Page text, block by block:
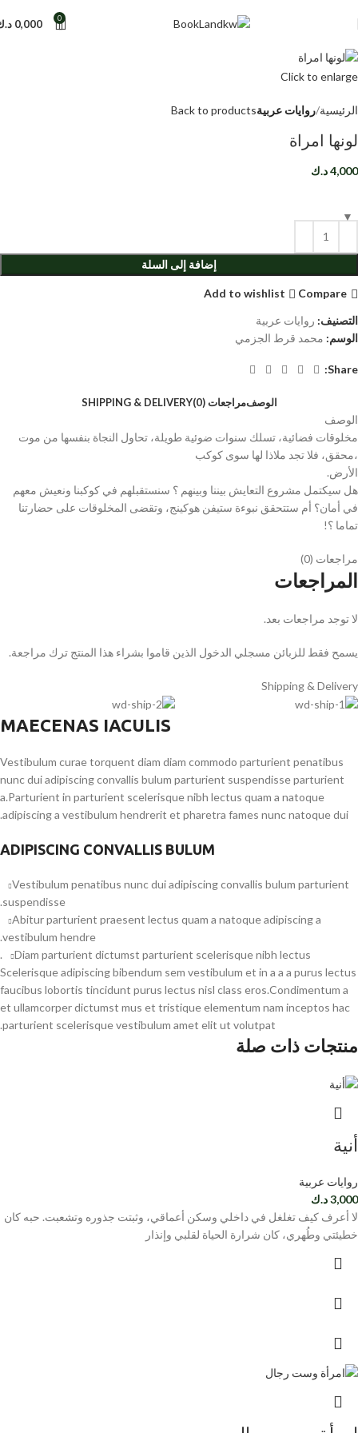
0
0,000
Click to enlarge
الرئيسية روايات عربيةBack to products
لونها امراة
4,000د.ك
إضافة إلى السلة
Compare
Add to wishlist
التصنيف: روايات عربية
الوسم: محمد قرط الجزمي
Share:
الوصفمراجعات (0) SHIPPING & DELIVERY
الوصف
مخلوقات فضائية، تسلك سنوات ضوئية طويلة، تحاول النجاة بنفسها من موت
،محقق، فلا تجد ملاذا لها سوى كوكب
الأرض.
هل سيكتمل مشروع التعايش بيننا وبينهم ؟ سنستقبلهم في كوكبنا ونعيش معهم
في أمان؟ أم ستتحقق نبوءة ستيفن هوكينج، وتقضى المخلوقات على حضارتنا
تماما ؟!
مراجعات (0)
المراجعات
لا توجد مراجعات بعد.
يسمح فقط للزبائن مسجلي الدخول الذين قاموا بشراء هذا المنتج ترك مراجعة.
Shipping & Delivery
MAECENAS IACULIS
Vestibulum curae torquent diam diam commodo parturient penatibus
nunc dui adipiscing convallis bulum parturient suspendisse parturient
a.Parturient in parturient scelerisque nibh lectus quam a natoque
adipiscing a vestibulum hendrerit et pharetra fames nunc natoque dui.
ADIPISCING CONVALLIS BULUM
Vestibulum penatibus nunc dui adipiscing convallis bulum parturient
suspendisse.
Abitur parturient praesent lectus quam a natoque adipiscing a
vestibulum hendre.
Diam parturient dictumst parturient scelerisque nibh lectus.
Scelerisque adipiscing bibendum sem vestibulum et in a a a purus lectus
faucibus lobortis tincidunt purus lectus nisl class eros.Condimentum a
et ullamcorper dictumst mus et tristique elementum nam inceptos hac
parturient scelerisque vestibulum amet elit ut volutpat.
منتجات ذات صلة
أنية
روايات عربية
3,000د.ك
لا أعرف كيف تغلغل في داخلي وسكن أعماقي، وثبتت جذوره وتشعبت. حبه كان
خطيئتي وطُهري، كان شرارة الحياة لقلبي وإنذار